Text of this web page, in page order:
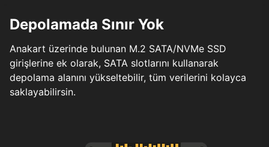
Depolamada Sınır Yok
Anakart üzerinde bulunan M.2 SATA/NVMe SSD
girişlerine ek olarak, SATA slotlarını kullanarak
depolama alanını yükseltebilir, tüm verilerini kolayca
saklayabilirsin.